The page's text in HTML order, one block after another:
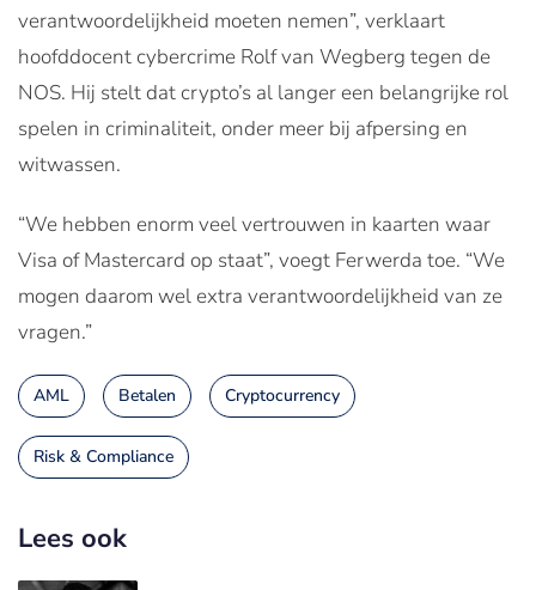
verantwoordelijkheid moeten nemen”, verklaart
hoofddocent cybercrime Rolf van Wegberg tegen de
NOS. Hij stelt dat crypto’s al langer een belangrijke rol
spelen in criminaliteit, onder meer bij afpersing en
witwassen.
“We hebben enorm veel vertrouwen in kaarten waar
Visa of Mastercard op staat”, voegt Ferwerda toe. “We
mogen daarom wel extra verantwoordelijkheid van ze
vragen.”
AML Betalen Cryptocurrency
Risk & Compliance
Lees ook